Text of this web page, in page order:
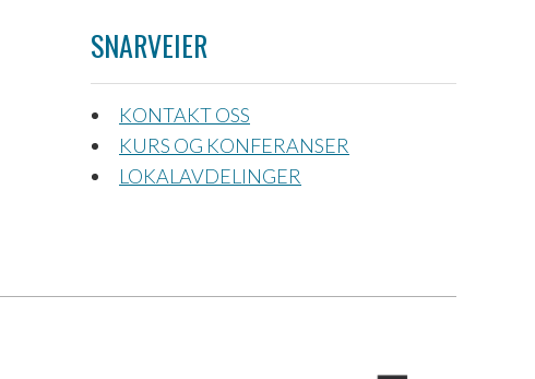
SNARVEIER
KONTAKT OSS
KURS OG KONFERANSER
LOKALAVDELINGER